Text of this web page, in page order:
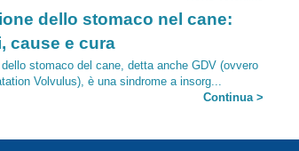
dello stomaco nel cane:
cause e cura
dello stomaco del cane, detta anche GDV (ovvero
Volvulus), è una sindrome a insorg...
Continua >